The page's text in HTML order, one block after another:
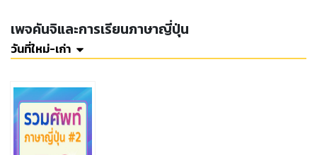
เพจคันจิและการเรียนภาษาญี่ปุ่น
วันที่ใหม่-เก่า